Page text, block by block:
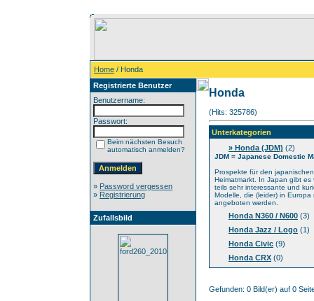
Home / Honda
Registrierte Benutzer
Benutzername:
Passwort:
Beim nächsten Besuch
automatisch anmelden?
» Password vergessen
» Registrierung
Zufallsbild
Honda
(Hits: 325786)
Unterkategorien
» Honda (JDM) (2)
JDM = Japanese Domestic
Prospekte für den japanischen
Heimatmarkt. In Japan gibt es
teils sehr interessante und
Modelle, die (leider) in Europa
angeboten werden.
Honda N360 / N600 (3)
Honda Jazz / Logo (1)
Honda Civic (9)
Honda CRX (0)
Gefunden: 0 Bild(er) auf 0